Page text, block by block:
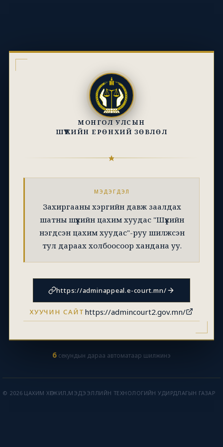
МОНГОЛ УЛСЫН
ШҮҮХИЙН ЕРӨНХИЙ ЗӨВЛӨЛ
МЭДЭГДЭЛ
Захиргааны хэргийн давж заалдах
шатны шүүхийн цахим хуудас "Шүүхийн
нэгдсэн цахим хуудас"-руу шилжсэн
тул дараах холбоосоор хандана уу.
https://adminappeal.e-court.mn/
ХУУЧИН САЙТ https://admincourt2.gov.mn/
5 секундын дараа автоматаар шилжинэ
© 2026 ЦАХИМ ХӨГЖИЛ,МЭДЭЭЛЛИЙН ТЕХНОЛОГИЙН УДИРДЛАГЫН ГАЗАР